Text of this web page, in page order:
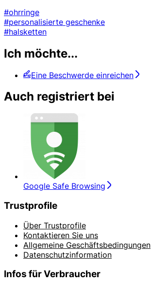
#ohrringe
#personalisierte geschenke
#halsketten
Ich möchte...
Eine Beschwerde einreichen
Auch registriert bei
Google Safe Browsing
Trustprofile
Über Trustprofile
Kontaktieren Sie uns
Allgemeine Geschäftsbedingungen
Datenschutzinformation
Infos für Verbraucher